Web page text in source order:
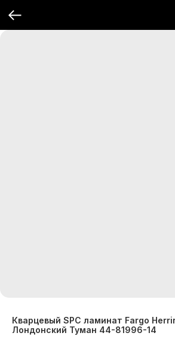
Кварцевый SPC ламинат Fargo
Лондонский Туман 44-81996-14